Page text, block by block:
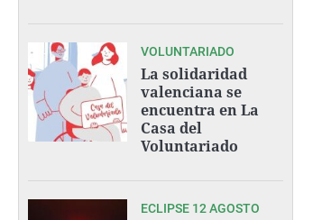
VOLUNTARIADO
La solidaridad
valenciana se
encuentra en La
Casa del
Voluntariado
ECLIPSE 12 AGOSTO